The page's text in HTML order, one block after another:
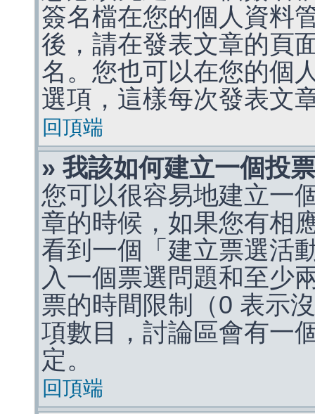
簽名檔在您的個人資料
後，請在發表文章的頁
名。您也可以在您的個
選項，這樣每次發表文
回頂端
» 我該如何建立一個投
您可以很容易地建立一
章的時候，如果您有相
看到一個「建立票選活
入一個票選問題和至少
票的時間限制（0 表示
項數目，討論區會有一
定。
回頂端